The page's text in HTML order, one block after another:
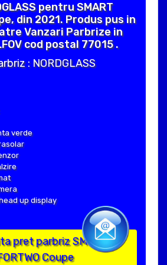
pentru SMART
din 2021. Produs pus in
Vanzari Parbrize in
cod postal 77015 .
: NORDGLASS
verde
up display
pret parbriz SMART
Coupe